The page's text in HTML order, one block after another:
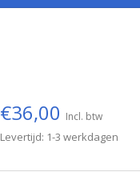
€36,00 Incl. btw
Levertijd: 1-3 werkdagen